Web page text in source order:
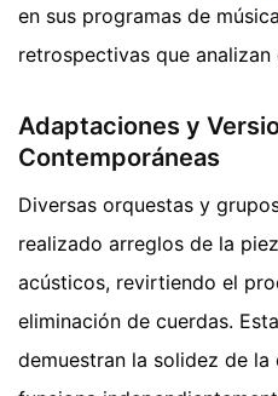
en sus programas de
retrospectivas que
Adaptaciones y
Contemporáneas
Diversas orquestas y
realizado arreglos de la
acústicos, revirtiendo el
eliminación de cuerdas.
demuestran la solidez de